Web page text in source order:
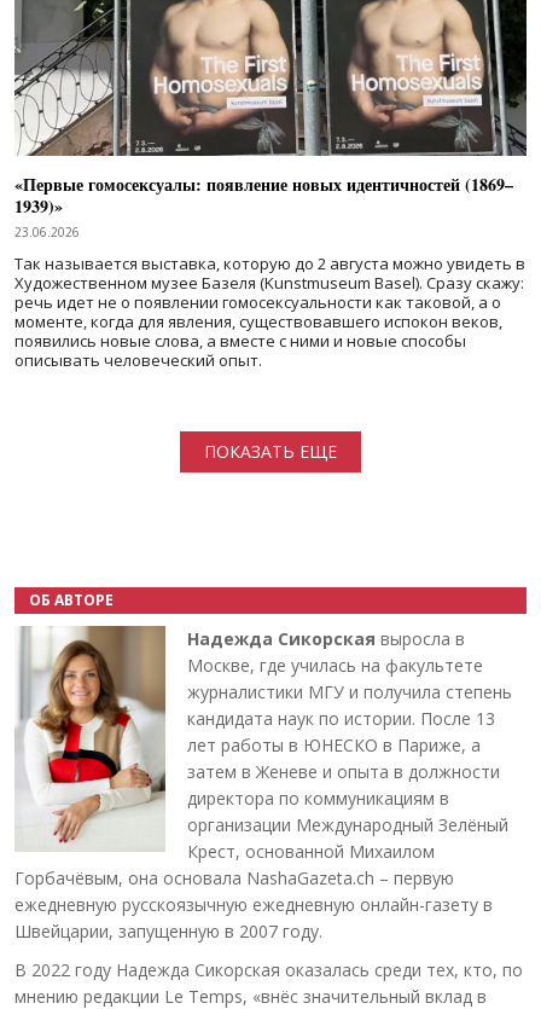
«Первые гомосексуалы: появление новых идентичностей (1869–
1939)»
23.06.2026
Так называется выставка, которую до 2 августа можно увидеть в
Художественном музее Базеля (Kunstmuseum Basel). Сразу скажу:
речь идет не о появлении гомосексуальности как таковой, а о
моменте, когда для явления, существовавшего испокон веков,
появились новые слова, а вместе с ними и новые способы
описывать человеческий опыт.
ПОКАЗАТЬ ЕЩЕ
ОБ АВТОРЕ
Надежда Сикорская выросла в
Москве, где училась на факультете
журналистики МГУ и получила степень
кандидата наук по истории. После 13
лет работы в ЮНЕСКО в Париже, а
затем в Женеве и опыта в должности
директора по коммуникациям в
организации Международный Зелёный
Крест, основанной Михаилом
Горбачёвым, она основала NashaGazeta.ch – первую
ежедневную русскоязычную ежедневную онлайн-газету в
Швейцарии, запущенную в 2007 году.
В 2022 году Надежда Сикорская оказалась среди тех, кто, по
мнению редакции Le Temps, «внёс значительный вклад в